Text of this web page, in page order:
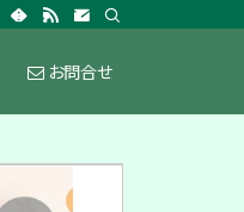
お問合せ